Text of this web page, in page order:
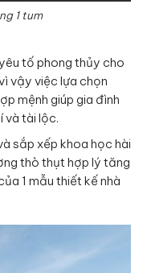
1 tum
tố phong thủy cho
vậy việc lựa chọn
mệnh giúp gia đình
và tài lộc.
sắp xếp khoa học hài
thò thụt hợp lý tăng
1 mẫu thiết kế nhà